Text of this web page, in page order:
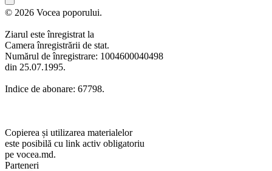
© 2026 Vocea poporului.
Ziarul este înregistrat la
Camera înregistrării de stat.
Numărul de înregistrare: 1004600040498
din 25.07.1995.
Indice de abonare: 67798.
Copierea și utilizarea materialelor
este posibilă cu link activ obligatoriu
pe vocea.md.
Parteneri